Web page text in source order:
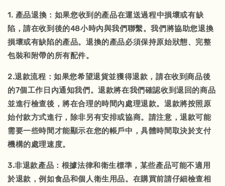
1. 產品退換：如果您收到的產品在運送過程中損壞或有缺
陷，請在收到後的48小時內與我們聯繫。我們將協助您退換
損壞或有缺陷的產品。退換的產品必須保持原始狀態、完整
包裝和附帶的所有配件。
2.退款流程：如果您希望退貨並獲得退款，請在收到商品後
的7個工作日內通知我們。退款將在我們確認收到退回的商品
並進行檢查後，將在合理的時間內處理退款。退款將按照原
始付款方式進行，除非另有安排或協商。請注意，退款可能
需要一些時間才能顯示在您的帳戶中，具體時間取決於支付
機構的處理速度。
3.非退款產品：根據法律和衛生標準，某些產品可能不適用
於退款，例如食品和個人衛生用品。在購買前請仔細檢查相